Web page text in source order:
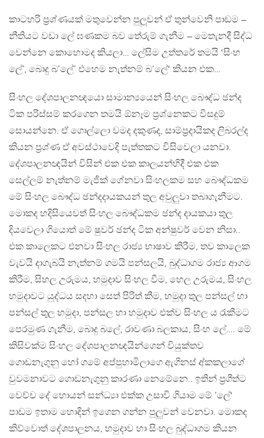
කාටහරි ප‍්‍රශ්ණයක් මතුවෙන්න පුලූවන් ඒ තුන්වෙනි පාඩම –
නීතියට වඩා ලේ ඝණකම බව තේරුම් ගැනීම – මෙතැනදී සිද්ධ
වෙන්නෙ කොහොමද කියලා… ලේසිම උත්තරේ තමයි ‘සිංහ
ලේ’, බොදු බ’ලේ’ එහෙම නැත්නම් බ’ලේ‘ කියන එක…
සිංහල දේශපාලනඥයො සාමාන්‍යයෙන් සිංහල බෞද්ධ ඡන්ද
ටික පරිස්සම් කරගෙන තමයි ඕනෑම ප‍්‍රශ්නෙකට විසදුම්
සොයන්නෙ. ඒ ගොල්ලො වමද දකුණද, සාම්ප‍්‍රදායිකද ලිබරල්ද
කියන ප‍්‍රශ්ණ ඒ අවස්ථාවෙදි පැත්තකට විසිවෙලා යනවා.
දේශපාලනඥයින් විසින් එක එක කාලයන්හිදී එක එක
සෙල්ලම් නැත්නම් මැජික් ගේනවා සිංහලකම සහ බෞද්ධකම
මේ සිංහල බෞද්ධ ඡන්දදායකයන් තුල අවුලුවා තබාගැනීමට.
මොකද හදිසියෙවත් සිංහල බෞද්ධකම ඡන්ද දායකයා තුල
දියවෙලා ගියොත් මේ ෂුවර් ඡන්ද ටික අන්ෂුවර් වෙන නිසා..
එක කාලෙකට එනවා සිංහල රාජ්‍ය භාෂාව කිරීම, තව කාලෙක
වැවයි දාගැබයි නැත්නම් ගමයි පන්සලයි, බුද්ධාගම රාජ්‍ය ආගම
කිරීම, සිහල උරුමය, හමුදාව සිංහල වීම, හෙල උරුමය, සිංහල
හමුදාවට යුද්ධය සදහා සෙත් පිරිත් කීම, හමුදා තුල පන්සල් හා
පන්සල් තුල හමුදා, පන්සල හා හමුදාව එක්ව සිංහල ය රැකීමට
පෙරමුණ ගැනීම, බොදු බලේ, රාවණා බලකාය, සිංහ ලේ…. මේ
කිසිවක්ම සිංහල දේශපාලනඥයින්ගෙන් වියුක්තව
ගොඩනැගුනු හෝ ගමේ අප්පුහාමිලාගෙ ඇගිනස් අ්කකලාගේ
වුවමනාවට ගොඩනැගුනු කාරණා නෙමේනෙ.. ඉතින් ප‍්‍රගීත්ට
වෙච්ච දේ හොයන් සන්ධ්‍යා එක්ක උසාවි ගියාම මේ ’ලේ‘
පාඩම ඉතාම හොදින් ඉගෙන ගන්න පුලුවන් වෙනවා. මොකද
කිව්වොත් දේශපාලනය, හමුදාව හා සිංහල බුද්ධාගම කියන